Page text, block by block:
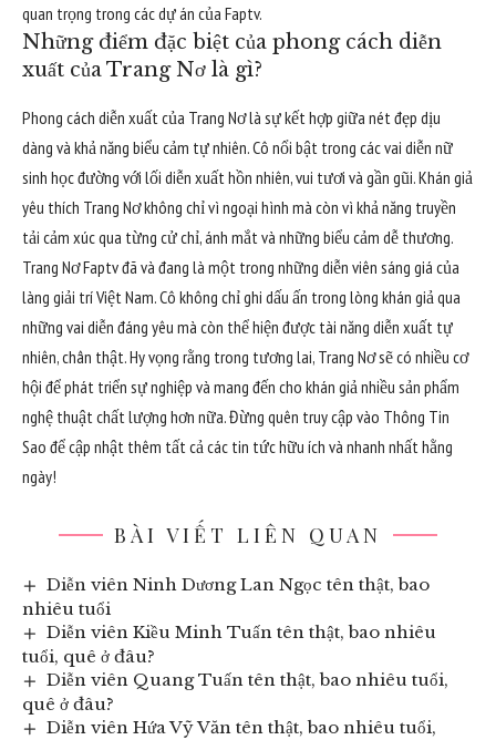
quan trọng trong các dự án của Faptv.
Những điểm đặc biệt của phong cách diễn
xuất của Trang Nơ là gì?
Phong cách diễn xuất của Trang Nơ là sự kết hợp giữa nét đẹp dịu
dàng và khả năng biểu cảm tự nhiên. Cô nổi bật trong các vai diễn nữ
sinh học đường với lối diễn xuất hồn nhiên, vui tươi và gần gũi. Khán giả
yêu thích Trang Nơ không chỉ vì ngoại hình mà còn vì khả năng truyền
tải cảm xúc qua từng cử chỉ, ánh mắt và những biểu cảm dễ thương.
Trang Nơ Faptv đã và đang là một trong những diễn viên sáng giá của
làng giải trí Việt Nam. Cô không chỉ ghi dấu ấn trong lòng khán giả qua
những vai diễn đáng yêu mà còn thể hiện được tài năng diễn xuất tự
nhiên, chân thật. Hy vọng rằng trong tương lai, Trang Nơ sẽ có nhiều cơ
hội để phát triển sự nghiệp và mang đến cho khán giả nhiều sản phẩm
nghệ thuật chất lượng hơn nữa. Đừng quên truy cập vào Thông Tin
Sao để cập nhật thêm tất cả các tin tức hữu ích và nhanh nhất hằng
ngày!
BÀI VIẾT LIÊN QUAN
Diễn viên Ninh Dương Lan Ngọc tên thật, bao
nhiêu tuổi
Diễn viên Kiều Minh Tuấn tên thật, bao nhiêu
tuổi, quê ở đâu?
Diễn viên Quang Tuấn tên thật, bao nhiêu tuổi,
quê ở đâu?
Diễn viên Hứa Vỹ Văn tên thật, bao nhiêu tuổi,